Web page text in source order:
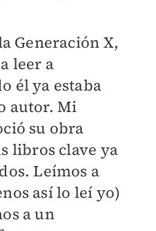
Generación X,
leer a
él ya estaba
autor. Mi
su obra
libros clave ya
Leímos a
así lo leí yo)
a un